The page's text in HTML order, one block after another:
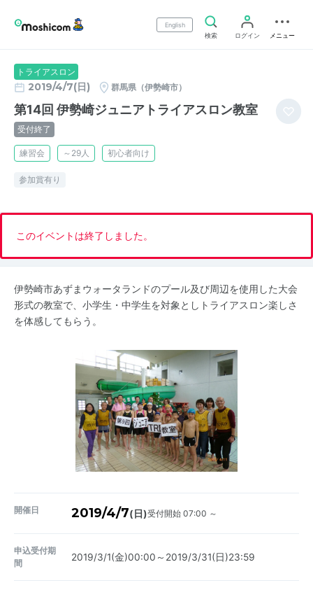
English
検索
ログイン メニュー
トライアスロン
2019/4/7(日) 群馬県（伊勢崎市）
第14回 伊勢崎ジュニアトライアスロン教室
受付終了
練習会 ～29人 初心者向け
参加賞有り
このイベントは終了しました。
伊勢崎市あずまウォータランドのプール及び周辺を使用した大会
形式の教室で、小学生・中学生を対象としトライアスロン楽しさ
を体感してもらう。
開催日 2019/4/7(日)受付開始 07:00 ～
申込受付期
間
2019/3/1(金)00:00～2019/3/31(日)23:59